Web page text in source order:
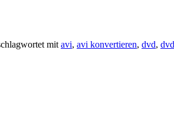
mit avi, avi konvertieren, dvd,